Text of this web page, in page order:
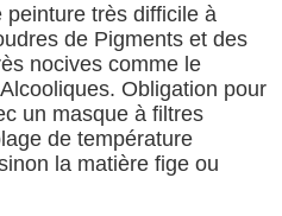
peinture très difficile à
de Pigments et des
nocives comme le
Obligation pour
un masque à filtres
de température
la matière fige ou